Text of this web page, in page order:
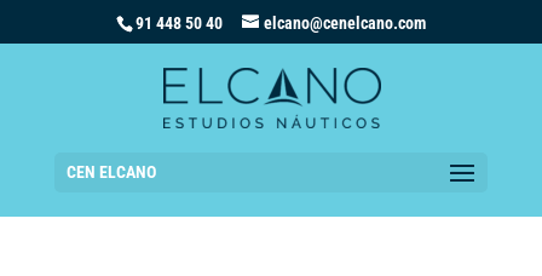
91 448 50 40 elcano@cenelcano.com
CEN ELCANO